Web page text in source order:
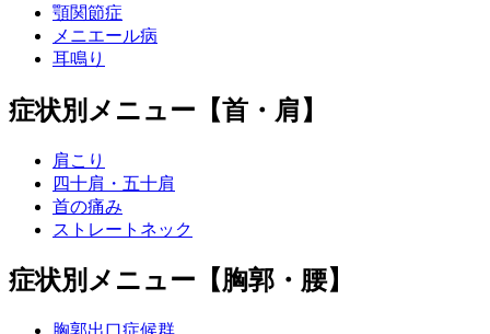
顎関節症
メニエール病
耳鳴り
症状別メニュー【首・肩】
肩こり
四十肩・五十肩
首の痛み
ストレートネック
症状別メニュー【胸郭・腰】